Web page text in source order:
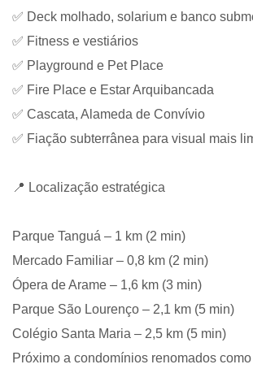
✅ Deck molhado, solarium e banco
✅ Fitness e vestiários
✅ Playground e Pet Place
✅ Fire Place e Estar Arquibancada
✅ Cascata, Alameda de Convívio
✅ Fiação subterrânea para visual mais
📍 Localização estratégica
Parque Tanguá – 1 km (2 min)
Mercado Familiar – 0,8 km (2 min)
Ópera de Arame – 1,6 km (3 min)
Parque São Lourenço – 2,1 km (5 min)
Colégio Santa Maria – 2,5 km (5 min)
Próximo a condomínios renomados